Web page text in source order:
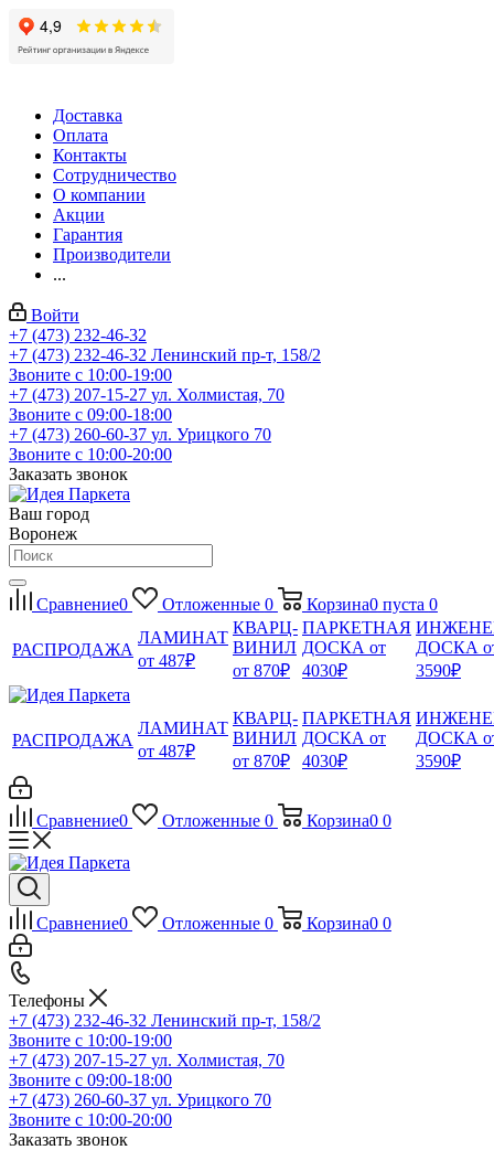
Доставка
Оплата
Контакты
Сотрудничество
О компании
Акции
Гарантия
Производители
...
Войти
+7 (473) 232-46-32
+7 (473) 232-46-32 Ленинский пр-т, 158/2
Звоните с 10:00-19:00
+7 (473) 207-15-27 ул. Холмистая, 70
Звоните с 09:00-18:00
+7 (473) 260-60-37 ул. Урицкого 70
Звоните с 10:00-20:00
Заказать звонок
Ваш город
Воронеж
Сравнение0 Отложенные 0 Корзина0 пуста 0
РАСПРОДАЖА
ЛАМИНАТ
от 487₽
КВАРЦ-
ВИНИЛ
от 870₽
ПАРКЕТНАЯ
ДОСКА от
4030₽
ДОСКА
3590₽
РАСПРОДАЖА
ЛАМИНАТ
от 487₽
КВАРЦ-
ВИНИЛ
от 870₽
ПАРКЕТНАЯ
ДОСКА от
4030₽
ДОСКА
3590₽
Сравнение0 Отложенные 0 Корзина0 0
Сравнение0 Отложенные 0 Корзина0 0
Телефоны
+7 (473) 232-46-32 Ленинский пр-т, 158/2
Звоните с 10:00-19:00
+7 (473) 207-15-27 ул. Холмистая, 70
Звоните с 09:00-18:00
+7 (473) 260-60-37 ул. Урицкого 70
Звоните с 10:00-20:00
Заказать звонок